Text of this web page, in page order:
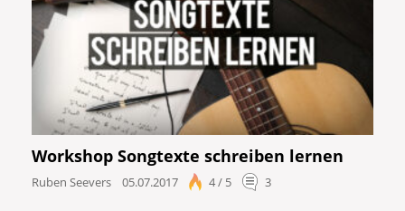
Workshop Songtexte schreiben lernen
Ruben Seevers 05.07.2017 4 / 5 3